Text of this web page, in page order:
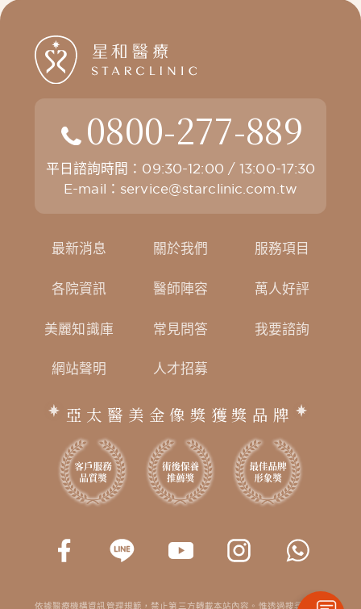
0800-277-889
平日諮詢時間：09:30-12:00 / 13:00-17:30
E-mail： service@starclinic.com.tw
最新消息 關於我們 服務項目
各院資訊 醫師陣容 萬人好評
美麗知識庫 常見問答 我要諮詢
網站聲明 人才招募
亞太醫美金像獎獲獎品牌
依據醫療機構資訊管理規範，禁止第三方轉載本站內容。惟透過搜尋